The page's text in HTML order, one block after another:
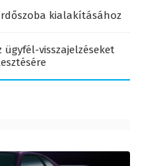
kialakításához
visszajelzéseket